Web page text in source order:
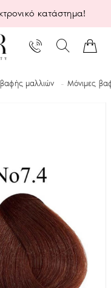
κατάστημα!
μαλλιών Μόνιμες